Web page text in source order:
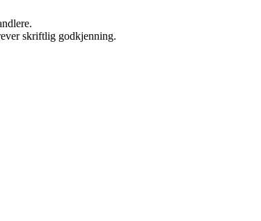
skriftlig godkjenning.